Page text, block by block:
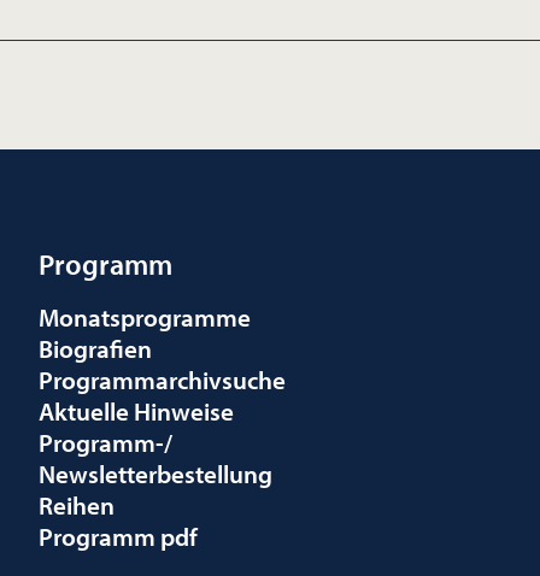
Programm
Monatsprogramme
Biografien
Programmarchivsuche
Aktuelle Hinweise
Programm-/
Newsletterbestellung
Reihen
Programm pdf